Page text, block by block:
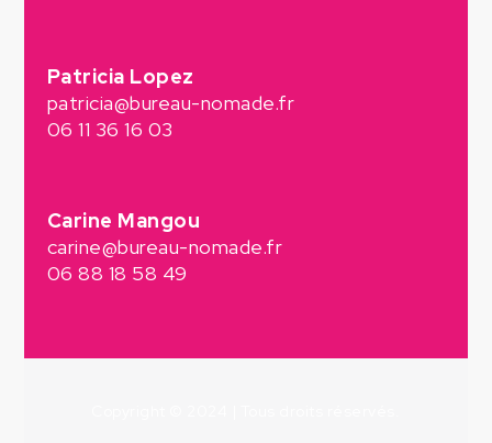
Patricia Lopez
patricia@bureau-nomade.fr
06 11 36 16 03
Carine Mangou
carine@bureau-nomade.fr
06 88 18 58 49